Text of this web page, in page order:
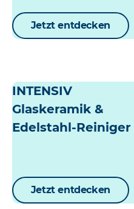
Jetzt entdecken
INTENSIV
Glaskeramik &
Edelstahl-Reiniger
Jetzt entdecken